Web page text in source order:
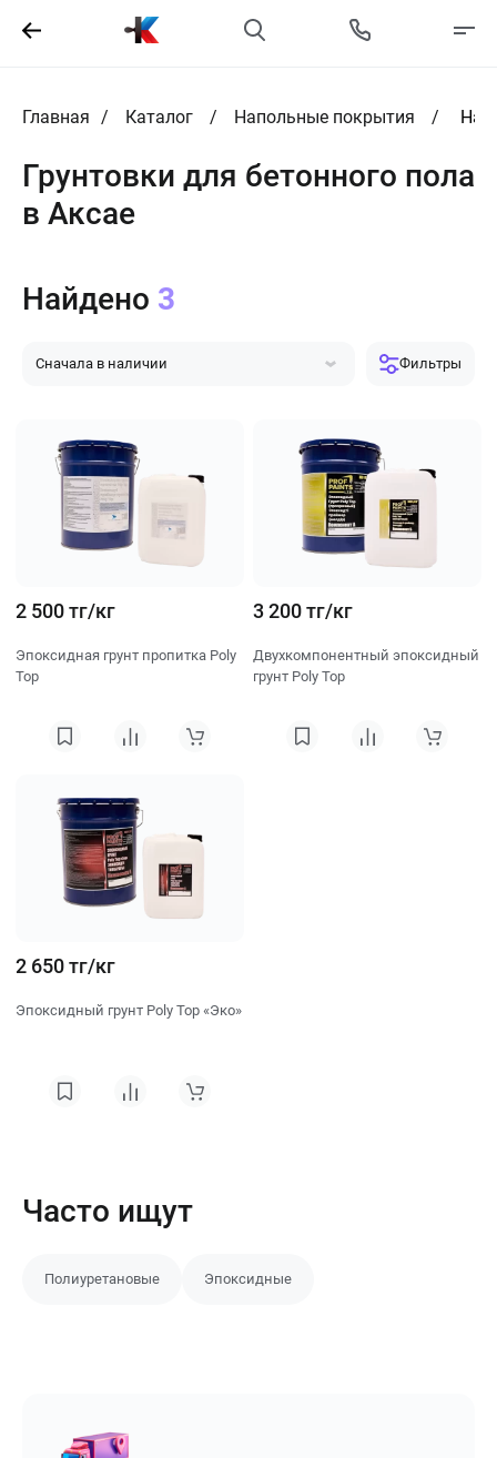
Главная Каталог Напольные покрытия
Грунтовки для бетонного пола
в Аксае
Сначала в наличии
Фильтры
Найдено 3
2 500 тг/кг
Эпоксидная грунт пропитка Poly
Top
3 200 тг/кг
Двухкомпонентный эпоксидный
грунт Poly Top
2 650 тг/кг
Эпоксидный грунт Poly Top «Эко»
Часто ищут
Полиуретановые Эпоксидные